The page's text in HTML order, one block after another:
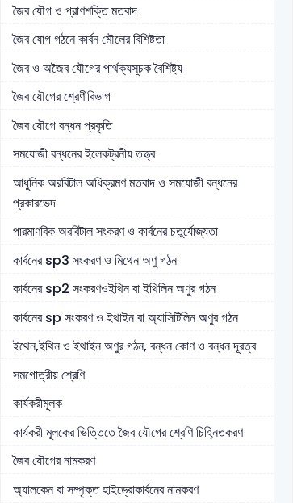
জৈব যৌগ ও প্রাণশক্তি মতবাদ
জৈব যোগ গঠনে কার্বন মৌলের বিশিষ্টতা
জৈব ও অজৈব যৌগের পার্থক্যসূচক বৈশিষ্ট্য
জৈব যৌগের শ্রেণীবিভাগ
জৈব যৌগে বন্ধন প্রকৃতি
সমযোজী বন্ধনের ইলেকট্রনীয় তত্ত্ব
আধুনিক অরবিটাল অধিক্রমণ মতবাদ ও সমযোজী বন্ধনের
প্রকারভেদ
পারমাণবিক অরবিটাল সংকরণ ও কার্বনের চতুর্যোজ্যতা
কার্বনের sp3 সংকরণ ও মিথেন অণু গঠন
কার্বনের sp2 সংকরণওইথিন বা ইথিলিন অণুর গঠন
কার্বনের sp সংকরণ ও ইথাইন বা অ্যাসিটিলিন অণুর গঠন
ইথেন,ইথিন ও ইথাইন অণুর গঠন, বন্ধন কোণ ও বন্ধন দূরত্ব
সমগোত্রীয় শ্রেণি
কার্যকরীমূলক
কার্যকরী মূলকের ভিত্তিতে জৈব যৌগের শ্রেণি চিহ্নিতকরণ
জৈব যৌগের নামকরণ
অ্যালকেন বা সম্পৃক্ত হাইড্রোকার্বনের নামকরণ